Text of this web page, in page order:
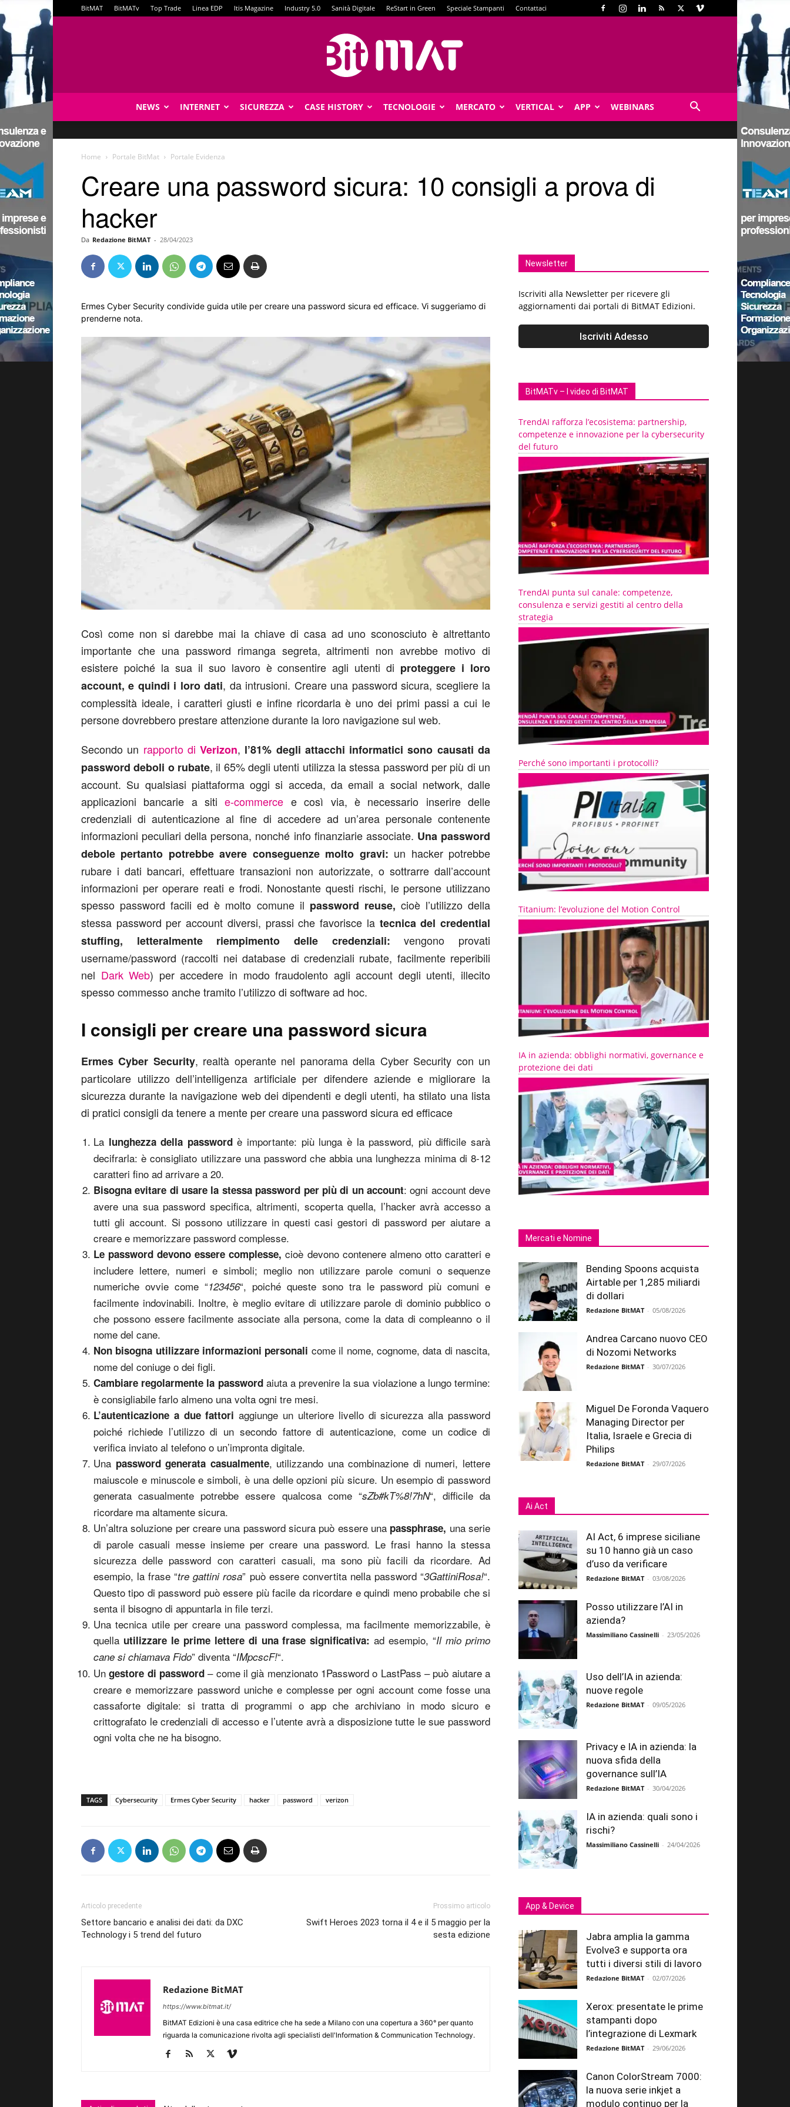
BitMAT BitMATv Top Trade Linea EDP Itis Magazine Industry 5.0 Sanità Digitale ReStart in Green Speciale Stampanti Contattaci
NEWS INTERNET SICUREZZA CASE HISTORY TECNOLOGIE MERCATO VERTICAL APP WEBINARS
Home Portale BitMat Portale Evidenza
Creare una password sicura: 10 consigli a prova di
hacker
Da Redazione BitMAT - 28/04/2023
Ermes Cyber Security condivide guida utile per creare una password sicura ed efficace. Vi suggeriamo di
prenderne nota.
Così come non si darebbe mai la chiave di casa ad uno sconosciuto è altrettanto
importante che una password rimanga segreta, altrimenti non avrebbe motivo di
esistere poiché la sua il suo lavoro è consentire agli utenti di proteggere i loro
account, e quindi i loro dati, da intrusioni. Creare una password sicura, scegliere la
complessità ideale, i caratteri giusti e infine ricordarla è uno dei primi passi a cui le
persone dovrebbero prestare attenzione durante la loro navigazione sul web.
Secondo un rapporto diVerizon, l’81% degli attacchi informatici sono causati da
password deboli o rubate, il 65% degli utenti utilizza la stessa password per più di un
account. Su qualsiasi piattaforma oggi si acceda, da email a social network, dalle
applicazioni bancarie a sitie-commerce e così via, è necessario inserire delle
credenziali di autenticazione al fine di accedere ad un’area personale contenente
informazioni peculiari della persona, nonché info finanziarie associate. Una password
debole pertanto potrebbe avere conseguenze molto gravi: un hacker potrebbe
rubare i dati bancari, effettuare transazioni non autorizzate, o sottrarre dall’account
informazioni per operare reati e frodi. Nonostante questi rischi, le persone utilizzano
spesso password facili ed è molto comune il password reuse, cioè l’utilizzo della
stessa password per account diversi, prassi che favorisce la tecnica del credential
stuffing, letteralmente riempimento delle credenziali:vengono provati
username/password (raccolti nei database di credenziali rubate, facilmente reperibili
nel Dark Web) per accedere in modo fraudolento agli account degli utenti, illecito
spesso commesso anche tramito l’utilizzo di software ad hoc.
I consigli per creare una password sicura
Ermes Cyber Security, realtà operante nel panorama della Cyber Security con un
particolare utilizzo dell’intelligenza artificiale per difendere aziende e migliorare la
sicurezza durante la navigazione web dei dipendenti e degli utenti, ha stilato una lista
di pratici consigli da tenere a mente per creare una password sicura ed efficace
La lunghezza della passwordè importante: più lunga è la password, più difficile sarà
decifrarla: è consigliato utilizzare una password che abbia una lunghezza minima di 8-12
caratteri fino ad arrivare a 20.
Bisogna evitare di usare la stessa password per più di un account: ogni account deve
avere una sua password specifica, altrimenti, scoperta quella, l’hacker avrà accesso a
tutti gli account. Si possono utilizzare in questi casi gestori di password per aiutare a
creare e memorizzare password complesse.
Le password devono essere complesse, cioè devono contenere almeno otto caratteri e
includere lettere, numeri e simboli; meglio non utilizzare parole comuni o sequenze
numeriche ovvie come “123456“, poiché queste sono tra le password più comuni e
facilmente indovinabili. Inoltre, è meglio evitare di utilizzare parole di dominio pubblico o
che possono essere facilmente associate alla persona, come la data di compleanno o il
nome del cane.
Non bisogna utilizzare informazioni personali come il nome, cognome, data di nascita,
nome del coniuge o dei figli.
Cambiare regolarmente la password aiuta a prevenire la sua violazione a lungo termine:
è consigliabile farlo almeno una volta ogni tre mesi.
L’autenticazione a due fattoriaggiunge un ulteriore livello di sicurezza alla password
poiché richiede l’utilizzo di un secondo fattore di autenticazione, come un codice di
verifica inviato al telefono o un’impronta digitale.
Una password generata casualmente, utilizzando una combinazione di numeri, lettere
maiuscole e minuscole e simboli, è una delle opzioni più sicure. Un esempio di password
generata casualmente potrebbe essere qualcosa come “sZb#kT%8!7hN“, difficile da
ricordare ma altamente sicura.
Un’altra soluzione per creare una password sicura può essere una passphrase, una serie
di parole casuali messe insieme per creare una password. Le frasi hanno la stessa
sicurezza delle password con caratteri casuali, ma sono più facili da ricordare. Ad
esempio, la frase “tre gattini rosa” può essere convertita nella password “3GattiniRosa!“.
Questo tipo di password può essere più facile da ricordare e quindi meno probabile che si
senta il bisogno di appuntarla in file terzi.
Una tecnica utile per creare una password complessa, ma facilmente memorizzabile, è
quella utilizzare le prime lettere di una frase significativa:ad esempio, “Il mio primo
cane si chiamava Fido” diventa “IMpcscF!“.
Un gestore di password – come il già menzionato 1Password o LastPass – può aiutare a
creare e memorizzare password uniche e complesse per ogni account come fosse una
cassaforte digitale: si tratta di programmi o app che archiviano in modo sicuro e
crittografato le credenziali di accesso e l’utente avrà a disposizione tutte le sue password
ogni volta che ne ha bisogno.
TAGS Cybersecurity Ermes Cyber Security hacker password verizon
Articolo precedente
Settore bancario e analisi dei dati: da DXC
Technology i 5 trend del futuro
Prossimo articolo
Swift Heroes 2023 torna il 4 e il 5 maggio per la
sesta edizione
Redazione BitMAT
https://www.bitmat.it/
BitMAT Edizioni è una casa editrice che ha sede a Milano con una copertura a 360° per quanto
riguarda la comunicazione rivolta agli specialisti dell'lnformation & Communication Technology.
Newsletter
Iscriviti alla Newsletter per ricevere gli
aggiornamenti dai portali di BitMAT Edizioni.
BitMATv – I video di BitMAT
TrendAI rafforza l’ecosistema: partnership,
competenze e innovazione per la cybersecurity
del futuro
TrendAI punta sul canale: competenze,
consulenza e servizi gestiti al centro della
strategia
Perché sono importanti i protocolli?
Titanium: l’evoluzione del Motion Control
IA in azienda: obblighi normativi, governance e
protezione dei dati
Mercati e Nomine
Bending Spoons acquista
Airtable per 1,285 miliardi
di dollari
Redazione BitMAT - 05/08/2026
Andrea Carcano nuovo CEO
di Nozomi Networks
Redazione BitMAT - 30/07/2026
Miguel De Foronda Vaquero
Managing Director per
Italia, Israele e Grecia di
Philips
Redazione BitMAT - 29/07/2026
Ai Act
AI Act, 6 imprese siciliane
su 10 hanno già un caso
d’uso da verificare
Redazione BitMAT - 03/08/2026
Posso utilizzare l’AI in
azienda?
Massimiliano Cassinelli - 23/05/2026
Uso dell’IA in azienda:
nuove regole
Redazione BitMAT - 09/05/2026
Privacy e IA in azienda: la
nuova sfida della
governance sull’IA
Redazione BitMAT - 30/04/2026
IA in azienda: quali sono i
rischi?
Massimiliano Cassinelli - 24/04/2026
App & Device
Jabra amplia la gamma
Evolve3 e supporta ora
tutti i diversi stili di lavoro
Redazione BitMAT - 02/07/2026
Xerox: presentate le prime
stampanti dopo
l’integrazione di Lexmark
Redazione BitMAT - 29/06/2026
Canon ColorStream 7000:
la nuova serie inkjet a
modulo continuo per la